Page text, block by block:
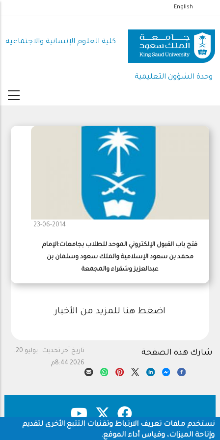
إلى
المحتوى
الرئيسي
English
كلية العلوم اﻹنسانية واﻻجتماعية
وحدة الشؤون التعليمية
23-06-2014
فتح باب القبول الإلكتروني الموحد للطلاب بجامعات:الإمام
محمد بن سعود الإسلامية والملك سعود وسلمان بن
عبدالعزيز وشقراء والمجمعة
اضغط هنا للمزيد من الأخبار
تاريخ آخر تحديث :
يوليو 20,
2026 8:44م
شارك هذه الصفحة
نستخدم ملفات تعريف الارتباط وتقنيات التتبع الأخرى لتقديم
وإتاحة الميزات، وقياس أداء الموقع.